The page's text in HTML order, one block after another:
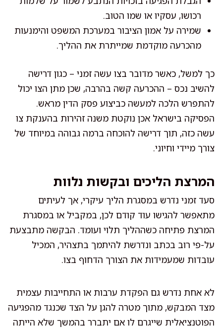
רכושו, עסקיו או שמו הטוב.
שמירה על אמון הציבור במערכת המשפט והימנעות
מהכרעה מוקדמת שמייתרת את ההליך.
כך למשל, כאשר מדובר בצו עשה זמני – כגון דרישה
להשיב נכס – ההכרעה קשה בהרבה, שכן מתן הצו יכול
להתפרש הלכה למעשה כביצוע פסק הדין מראש.
הפסיקה בישראל אכן נוקטת משנה זהירות בהענקת צו
עשה כזה, תוך דרישה להוכחה ברמה גבוהה במיוחד של
צורך מיידי וחיוני.
המרצת הליכים ובקשות נלוות
סעד זמני נדרש במסגרת הליך עיקרי, אך לעיתים
מתאפשר להגישו עוד קודם לכן, במקביל או במסגרת
המרצת פתיחה כשההליך תלוי ועומד. הבקשה מתבצעת
על-פי רוב בכתב ונדרשת להיתמך בתצהיר, המכיל
עובדות שמעמידות את הצורך הדחוף בצו.
לא אחת נדרש גם הפקדת ערבות או התחייבות עצמית
מצד המבקש, מתוך מטרה להגן על הצד שכנגד מהפגיעה
הפוטנציאלית שייגרם לו אם יתברר בהמשך שלא הייתה